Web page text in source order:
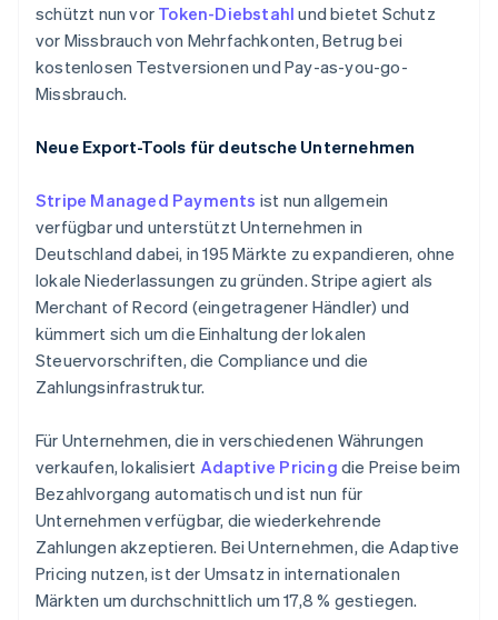
schützt nun vor Token-Diebstahl und bietet Schutz
vor Missbrauch von Mehrfachkonten, Betrug bei
kostenlosen Testversionen und Pay-as-you-go-
Missbrauch.
Neue Export-Tools für deutsche Unternehmen
Stripe Managed Payments ist nun allgemein
verfügbar und unterstützt Unternehmen in
Deutschland dabei, in 195 Märkte zu expandieren, ohne
lokale Niederlassungen zu gründen. Stripe agiert als
Merchant of Record (eingetragener Händler) und
kümmert sich um die Einhaltung der lokalen
Steuervorschriften, die Compliance und die
Zahlungsinfrastruktur.
Für Unternehmen, die in verschiedenen Währungen
verkaufen, lokalisiert Adaptive Pricing die Preise beim
Bezahlvorgang automatisch und ist nun für
Unternehmen verfügbar, die wiederkehrende
Zahlungen akzeptieren. Bei Unternehmen, die Adaptive
Pricing nutzen, ist der Umsatz in internationalen
Märkten um durchschnittlich um 17,8 % gestiegen.
Festlandchina
简体中文English
Finnland
English Svenska
Frankreich
Gibraltar
Griechenland
English
Indien
English
Irland
English
Italien
ItalianoEnglish
Japan
日本語English
EnglishFrançais
Kroatien
EnglishItaliano
Lettland
English
Liechtenstein
DeutschEnglish
Litauen